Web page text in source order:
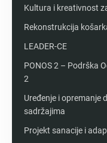
Kultura i kreativnost
Rekonstrukcija
LEADER-CE
PONOS 2 – Podrška
2
Uređenje i opremanje
sadržajima
Projekt sanacije i